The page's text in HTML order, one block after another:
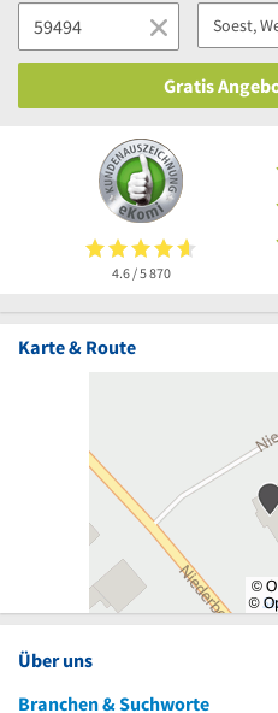
Gratis
4.6 / 5870
Karte & Route
Über uns
Branchen & Suchworte